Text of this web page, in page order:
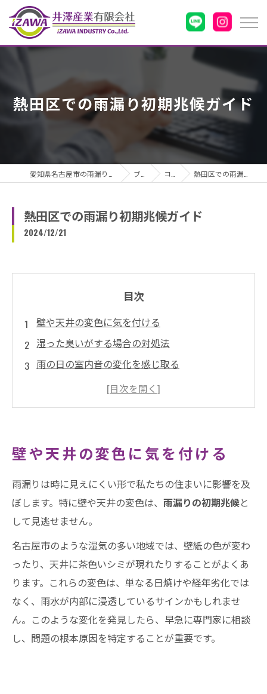
熱田区での雨漏り初期兆候ガイド
ブログ コラム 熱田区での雨漏り初期兆候ガイド
熱田区での雨漏り初期兆候ガイド
2024/12/21
目次
壁や天井の変色に気を付ける
湿った臭いがする場合の対処法
雨の日の室内音の変化を感じ取る
雨漏りの見えない脅威を可視化する
窓枠やドア枠の隙間を確認する
名古屋市での初期兆候事例を知る
断・調査の記事
壁や天井の変色に気を付ける
雨漏りは時に見えにくい形で私たちの住まいに影響を及
ぼします。特に壁や天井の変色は、 雨漏りの初期兆候と
して見逃せません。
名古屋市のような湿気の多い地域では、壁紙の色が変わ
ったり、天井に茶色いシミが現れたりすることがよくあ
ります。これらの変色は、単なる日焼けや経年劣化では
なく、雨水が内部に浸透しているサインかもしれませ
ん。このような変化を発見したら、早急に専門家に相談
し、問題の根本原因を特定することが重要です。